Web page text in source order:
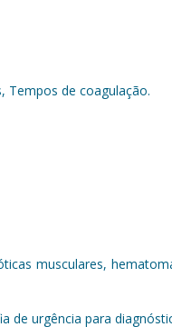
Tempos de coagulação.
musculares,
de urgência para